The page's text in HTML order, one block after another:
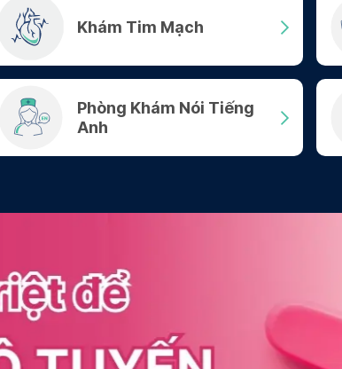
Khám Tim Mạch
Phòng Khám Nói Tiếng
Anh